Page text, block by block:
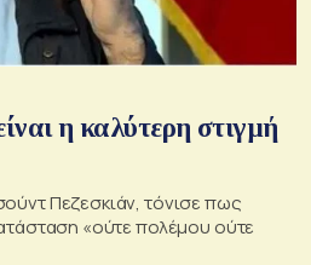
η καλύτερη στιγμή
Πεζεσκιάν, τόνισε πως
«ούτε πολέμου ούτε